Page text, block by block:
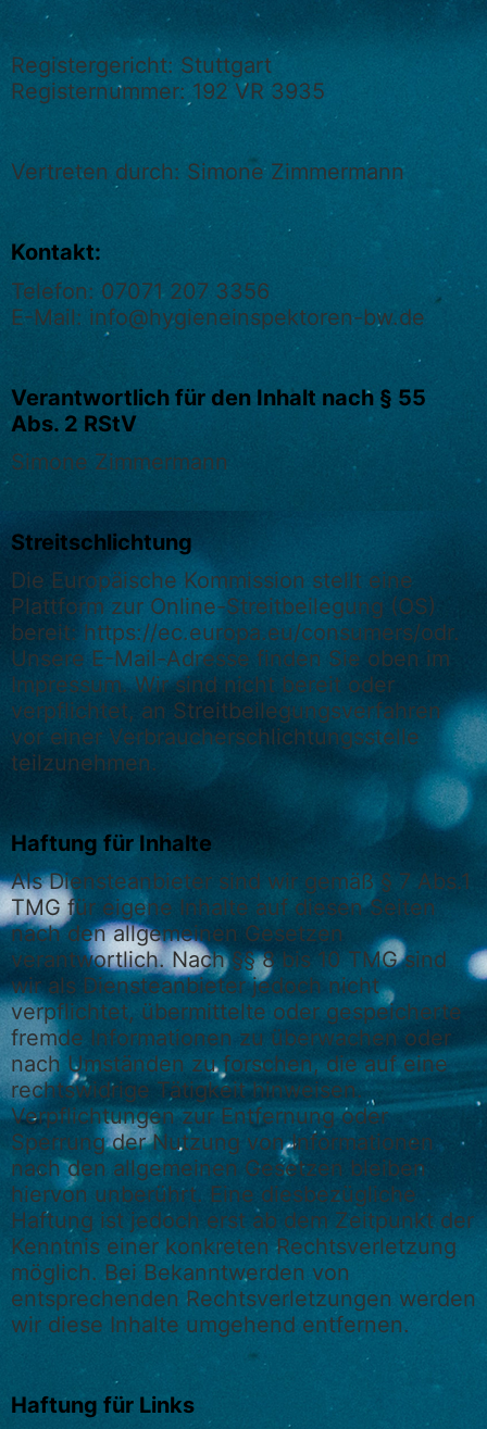
Registergericht: Stuttgart
Registernummer: 192 VR 3935
Vertreten durch: Simone Zimmermann
Kontakt:
Telefon: 07071 207 3356
E-Mail: info@hygieneinspektoren-bw.de
Verantwortlich für den Inhalt nach § 55
Abs. 2 RStV
Simone Zimmermann
Streitschlichtung
Die Europäische Kommission stellt eine
Plattform zur Online-Streitbeilegung (OS)
bereit: https://ec.europa.eu/consumers/odr.
Unsere E-Mail-Adresse finden Sie oben im
Impressum. Wir sind nicht bereit oder
verpflichtet, an Streitbeilegungsverfahren
vor einer Verbraucherschlichtungsstelle
teilzunehmen.
Haftung für Inhalte
Als Diensteanbieter sind wir gemäß § 7 Abs.1
TMG für eigene Inhalte auf diesen Seiten
nach den allgemeinen Gesetzen
verantwortlich. Nach §§ 8 bis 10 TMG sind
wir als Diensteanbieter jedoch nicht
verpflichtet, übermittelte oder gespeicherte
fremde Informationen zu überwachen oder
nach Umständen zu forschen, die auf eine
rechtswidrige Tätigkeit hinweisen.
Verpflichtungen zur Entfernung oder
Sperrung der Nutzung von Informationen
nach den allgemeinen Gesetzen bleiben
hiervon unberührt. Eine diesbezügliche
Haftung ist jedoch erst ab dem Zeitpunkt der
Kenntnis einer konkreten Rechtsverletzung
möglich. Bei Bekanntwerden von
entsprechenden Rechtsverletzungen werden
wir diese Inhalte umgehend entfernen.
Haftung für Links